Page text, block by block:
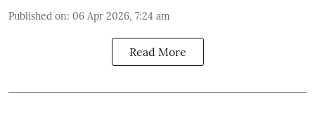
Published on: 06 Apr 2026, 7:24 am
Read More